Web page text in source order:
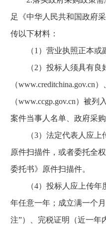
足《中华人民共和国政府
传以下材料：
（1）营业执照正本或副
（2）投标人须具有良
（www.creditchina.gov.cn
（www.ccgp.gov.cn）被
案件当事人名单、政府采
（3）法定代表人应上传
原件扫描件，或者委托全
委托书》原件扫描件。
（4）投标人应上传年
年任意一年；成立满一个
注”）、完税证明（近一年